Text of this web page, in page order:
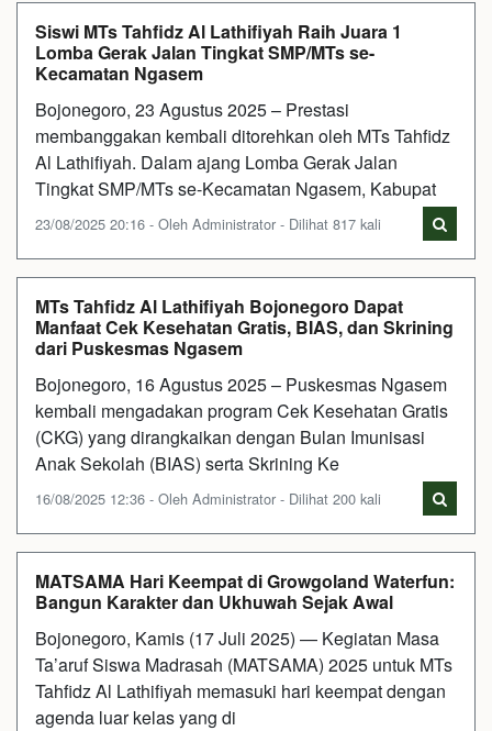
Siswi MTs Tahfidz Al Lathifiyah Raih Juara 1
Lomba Gerak Jalan Tingkat SMP/MTs se-
Kecamatan Ngasem
Bojonegoro, 23 Agustus 2025 – Prestasi
membanggakan kembali ditorehkan oleh MTs Tahfidz
Al Lathifiyah. Dalam ajang Lomba Gerak Jalan
Tingkat SMP/MTs se-Kecamatan Ngasem, Kabupat
23/08/2025 20:16 - Oleh Administrator - Dilihat 817 kali
MTs Tahfidz Al Lathifiyah Bojonegoro Dapat
Manfaat Cek Kesehatan Gratis, BIAS, dan Skrining
dari Puskesmas Ngasem
Bojonegoro, 16 Agustus 2025 – Puskesmas Ngasem
kembali mengadakan program Cek Kesehatan Gratis
(CKG) yang dirangkaikan dengan Bulan Imunisasi
Anak Sekolah (BIAS) serta Skrining Ke
16/08/2025 12:36 - Oleh Administrator - Dilihat 200 kali
MATSAMA Hari Keempat di Growgoland Waterfun:
Bangun Karakter dan Ukhuwah Sejak Awal
Bojonegoro, Kamis (17 Juli 2025) — Kegiatan Masa
Ta’aruf Siswa Madrasah (MATSAMA) 2025 untuk MTs
Tahfidz Al Lathifiyah memasuki hari keempat dengan
agenda luar kelas yang di